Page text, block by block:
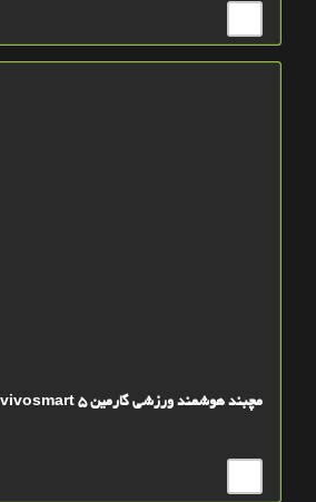
مچبند هوشمند ورزشی گارمین Garmin vivosmart 5